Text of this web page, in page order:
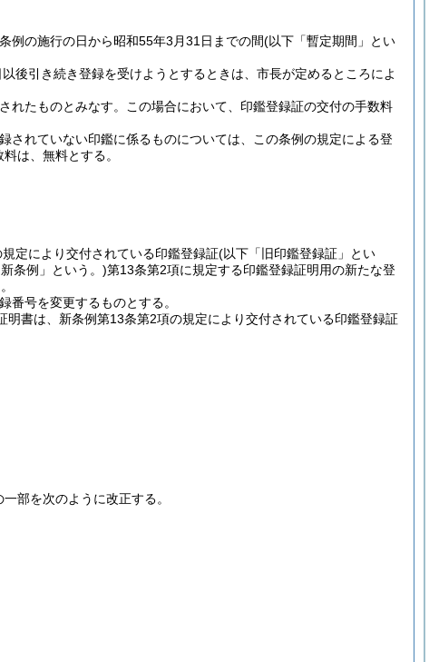
例の施行の日から昭和55年3月31日までの間(以下「暫定期間」とい
後引き続き登録を受けようとするときは、市長が定めるところによ
れたものとみなす。
この場合において、印鑑登録証の交付の手数料
されていない印鑑に係るものについては、この条例の規定による登
は、無料とする。
定により交付されている印鑑登録証(以下「旧印鑑登録証」とい
条例」という。)第13条第2項に規定する印鑑登録証明用の新たな登
番号を変更するものとする。
書は、新条例第13条第2項の規定により交付されている印鑑登録証
一部を次のように改正する。